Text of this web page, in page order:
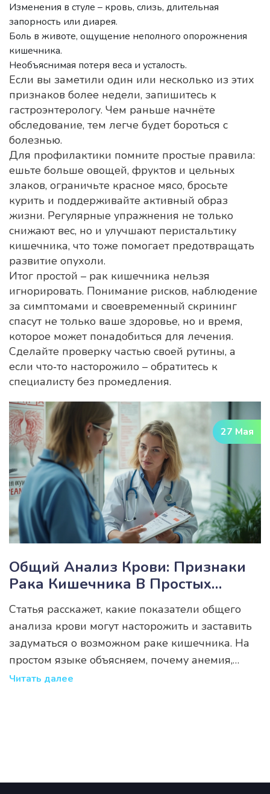
Изменения в стуле – кровь, слизь, длительная
запорность или диарея.
Боль в животе, ощущение неполного опорожнения
кишечника.
Необъяснимая потеря веса и усталость.
Если вы заметили один или несколько из этих
признаков более недели, запишитесь к
гастроэнтерологу. Чем раньше начнёте
обследование, тем легче будет бороться с
болезнью.
Для профилактики помните простые правила:
ешьте больше овощей, фруктов и цельных
злаков, ограничьте красное мясо, бросьте
курить и поддерживайте активный образ
жизни. Регулярные упражнения не только
снижают вес, но и улучшают перистальтику
кишечника, что тоже помогает предотвращать
развитие опухоли.
Итог простой – рак кишечника нельзя
игнорировать. Понимание рисков, наблюдение
за симптомами и своевременный скрининг
спасут не только ваше здоровье, но и время,
которое может понадобиться для лечения.
Сделайте проверку частью своей рутины, а
если что‑то насторожило – обратитесь к
специалисту без промедления.
27 Мая
Общий Анализ Крови: Признаки
Рака Кишечника В Простых
Цифрах
Статья расскажет, какие показатели общего
анализа крови могут насторожить и заставить
задуматься о возможном раке кишечника. На
простом языке объясняем, почему анемия,
изменения лейкоцитов и СОЭ могут быть
Читать далее